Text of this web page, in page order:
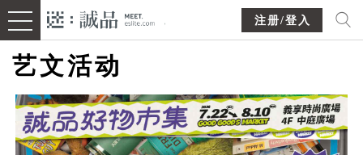
注册/登入
艺文活动